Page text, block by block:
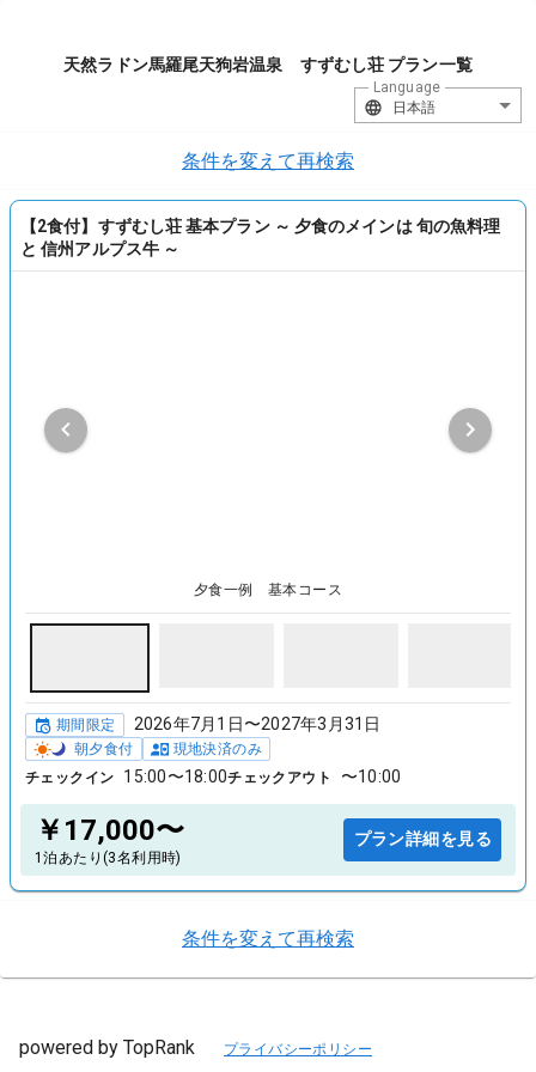
天然ラドン馬羅尾天狗岩温泉 すずむし荘 プラン一覧
日本語
Language
条件を変えて再検索
【2食付】すずむし荘 基本プラン ～ 夕食のメインは 旬の魚料理
と 信州アルプス牛 ～
夕食一例 基本コース
期間限定 2026年7月1日〜2027年3月31日
朝夕食付
現地決済のみ
チェックイン
15:00〜18:00チェックアウト 〜10:00
￥17,000〜
1泊あたり(3名利用時)
プラン詳細を見る
条件を変えて再検索
powered by TopRank プライバシーポリシー